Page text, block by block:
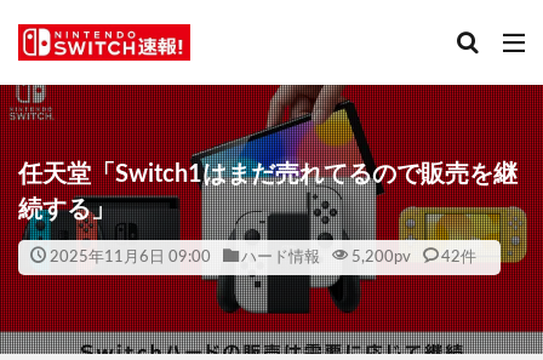
任天堂「Switch1はまだ売れてるので販売を継
続する」
2025年11月6日 09:00 ハード情報 5,200pv 42件